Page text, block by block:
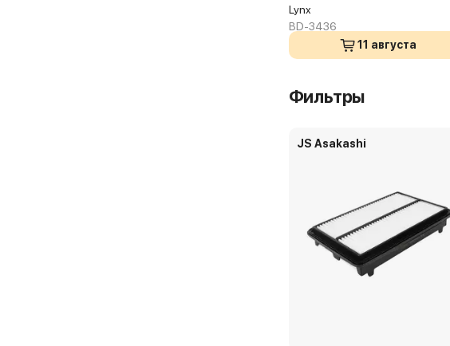
Lynx
BD-3436
11 августа
Фильтры
JS Asakashi